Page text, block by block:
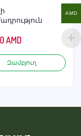
AMD
Զամբյուղ
AMD